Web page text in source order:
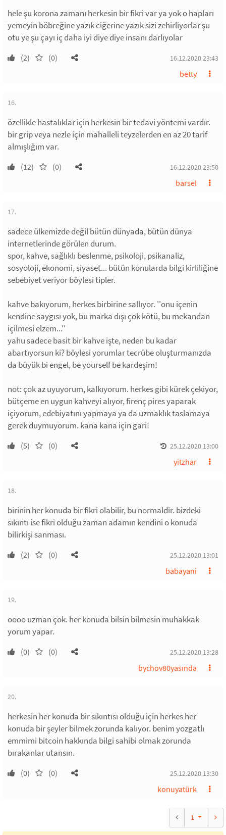
hele şu korona zamanı herkesin bir fikri var ya yok o hapları
yemeyin böbreğine yazık ciğerine yazık sizi zehirliyorlar şu
otu ye şu çayı iç daha iyi diye diye insanı darlıyolar
(2) (0) 16.12.2020 23:43
betty
16.
özellikle hastalıklar için herkesin bir tedavi yöntemi vardır.
bir grip veya nezle için mahalleli teyzelerden en az 20 tarif
almışlığım var.
(12) (0) 16.12.2020 23:50
barsel
17.
sadece ülkemizde değil bütün dünyada, bütün dünya
internetlerinde görülen durum.
spor, kahve, sağlıklı beslenme, psikoloji, psikanaliz,
sosyoloji, ekonomi, siyaset... bütün konularda bilgi kirliliğine
sebebiyet veriyor böylesi tipler.
kahve bakıyorum, herkes birbirine sallıyor. ''onu içenin
kendine saygısı yok, bu marka dışı çok kötü, bu mekandan
içilmesi elzem...''
yahu sadece basit bir kahve işte, neden bu kadar
abartıyorsun ki? böylesi yorumlar tecrübe oluşturmanızda
da büyük bi engel, be yourself be kardeşim!
not: çok az uyuyorum, kalkıyorum. herkes gibi kürek çekiyor,
bütçeme en uygun kahveyi alıyor, firenç pires yaparak
içiyorum, edebiyatını yapmaya ya da uzmaklık taslamaya
gerek duymuyorum. kana kana için gari!
(5) (0) 25.12.2020 13:00
yitzhar
18.
birinin her konuda bir fikri olabilir, bu normaldir. bizdeki
sıkıntı ise fikri olduğu zaman adamın kendini o konuda
bilirkişi sanması.
(2) (0) 25.12.2020 13:01
babayani
19.
oooo uzman çok. her konuda bilsin bilmesin muhakkak
yorum yapar.
(0) (0) 25.12.2020 13:28
bychov80yasında
20.
herkesin her konuda bir sıkıntısı olduğu için herkes her
konuda bir şeyler bilmek zorunda kalıyor. benim yozgatlı
emmimi bitcoin hakkında bilgi sahibi olmak zorunda
bırakanlar utansın.
(0) (0) 25.12.2020 13:30
konuyatürk
1